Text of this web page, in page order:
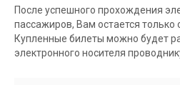
После успешного прохождения
пассажиров, Вам остается только
Купленные билеты можно будет
электронного носителя